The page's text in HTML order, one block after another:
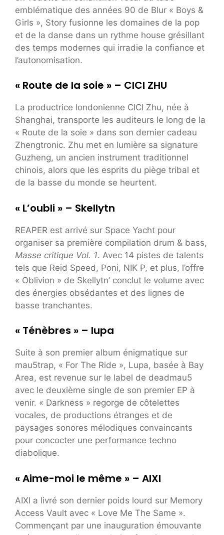
emblématique des années 90 de Blur « Boys &
Girls », Story fusionne les domaines de la pop
et de la danse dans un rythme house grésillant
des temps modernes qui irradie la confiance et
l’autonomisation.
« Route de la soie » – CICI ZHU
La productrice londonienne CICI Zhu, née à
Shanghai, transporte les auditeurs le long de la
« Route de la soie » dans son dernier cadeau
Zhengtronic. Zhu met en lumière sa signature
Guzheng, un ancien instrument traditionnel
chinois, alors que les esprits du piège tribal et
de la basse du monde se heurtent.
« L’oubli » – Skellytn
REAPER est arrivé sur Space Yacht pour
organiser sa première compilation drum & bass,
Masse critique Vol. 1. Avec 14 pistes de talents
tels que Reid Speed, Poni, NIK P, et plus, l’offre
« Oblivion » de Skellytn’ conclut le volume avec
des énergies obsédantes et des lignes de
basse tranchantes.
« Ténèbres » – lupa
Suite à son premier album énigmatique sur
mau5trap, « For The Ride », Lupa, basée à Bay
Area, est revenue sur le label de deadmau5
avec le deuxième single de son premier EP à
venir. « Darkness » regorge de côtelettes
vocales, de productions étranges et de
paysages sonores mélodiques convaincants
pour concocter une performance techno
diabolique.
« Aime-moi le même » – AIXI
AIXI a livré son dernier poids lourd sur Memory
Access Vault avec « Love Me The Same ».
Commençant par une inauguration émouvante